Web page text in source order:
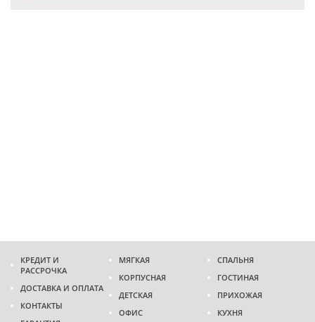
КРЕДИТ И
РАССРОЧКА
ДОСТАВКА И ОПЛАТА
КОНТАКТЫ
МЯГКАЯ
КОРПУСНАЯ
ДЕТСКАЯ
ОФИС
СПАЛЬНЯ
ГОСТИНАЯ
ПРИХОЖАЯ
КУХНЯ